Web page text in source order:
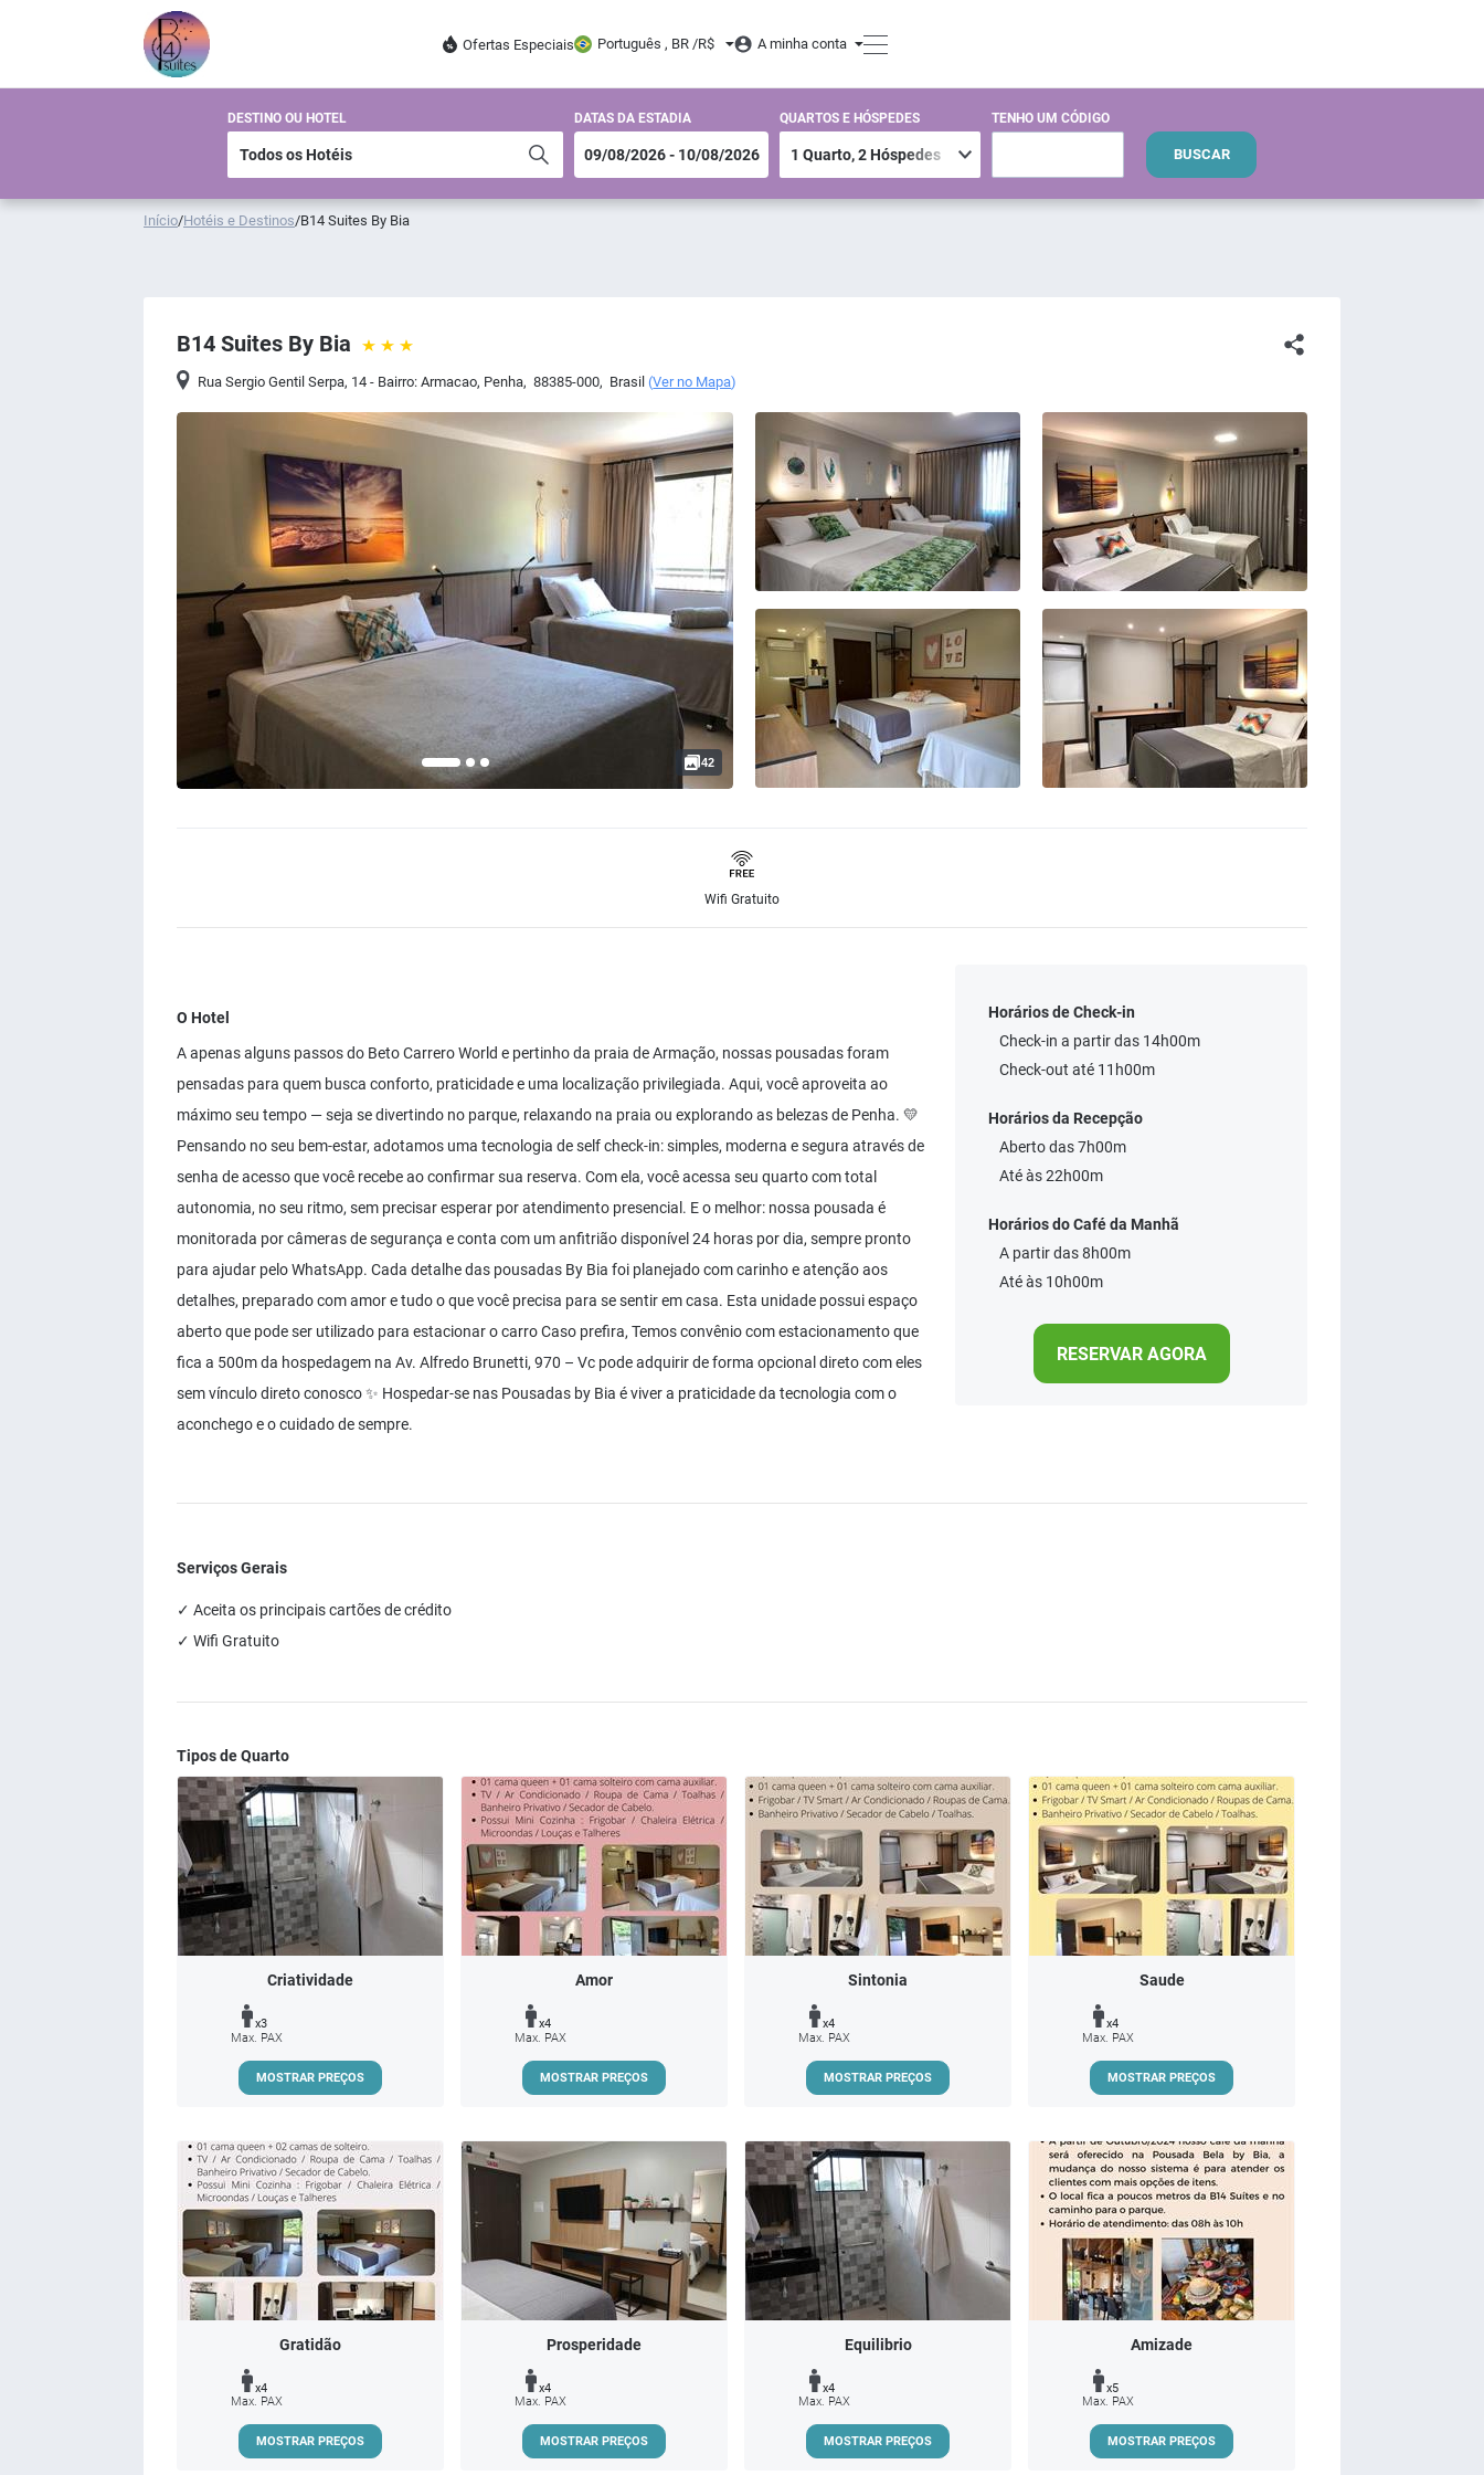
Ofertas Especiais Português , BR /R$ A minha conta
DESTINO OU HOTEL DATAS DA ESTADIA QUARTOS E HÓSPEDES TENHO UM CÓDIGO
BUSCAR
Início/Hotéis e Destinos/B14 Suites By Bia
B14 Suites By Bia
Rua Sergio Gentil Serpa, 14 - Bairro: Armacao, Penha, 88385-000, Brasil (Ver no Mapa)
42
Wifi Gratuito
O Hotel
A apenas alguns passos do Beto Carrero World e pertinho da praia de Armação, nossas pousadas foram
pensadas para quem busca conforto, praticidade e uma localização privilegiada. Aqui, você aproveita ao
máximo seu tempo — seja se divertindo no parque, relaxando na praia ou explorando as belezas de Penha. 💛
Pensando no seu bem-estar, adotamos uma tecnologia de self check-in: simples, moderna e segura através de
senha de acesso que você recebe ao confirmar sua reserva. Com ela, você acessa seu quarto com total
autonomia, no seu ritmo, sem precisar esperar por atendimento presencial. E o melhor: nossa pousada é
monitorada por câmeras de segurança e conta com um anfitrião disponível 24 horas por dia, sempre pronto
para ajudar pelo WhatsApp. Cada detalhe das pousadas By Bia foi planejado com carinho e atenção aos
detalhes, preparado com amor e tudo o que você precisa para se sentir em casa. Esta unidade possui espaço
aberto que pode ser utilizado para estacionar o carro Caso prefira, Temos convênio com estacionamento que
fica a 500m da hospedagem na Av. Alfredo Brunetti, 970 – Vc pode adquirir de forma opcional direto com eles
sem vínculo direto conosco ✨ Hospedar-se nas Pousadas by Bia é viver a praticidade da tecnologia com o
aconchego e o cuidado de sempre.
Horários de Check-in
Check-in a partir das 14h00m
Check-out até 11h00m
Horários da Recepção
Aberto das 7h00m
Até às 22h00m
Horários do Café da Manhã
A partir das 8h00m
Até às 10h00m
RESERVAR AGORA
Serviços Gerais
✓ Aceita os principais cartões de crédito
✓ Wifi Gratuito
Tipos de Quarto
Criatividade
x3
Max. PAX
MOSTRAR PREÇOS
Amor
x4
Max. PAX
MOSTRAR PREÇOS
Sintonia
x4
Max. PAX
MOSTRAR PREÇOS
Saude
x4
Max. PAX
MOSTRAR PREÇOS
Gratidão
x4
Max. PAX
MOSTRAR PREÇOS
Prosperidade
x4
Max. PAX
MOSTRAR PREÇOS
Equilibrio
x4
Max. PAX
MOSTRAR PREÇOS
Amizade
x5
Max. PAX
MOSTRAR PREÇOS